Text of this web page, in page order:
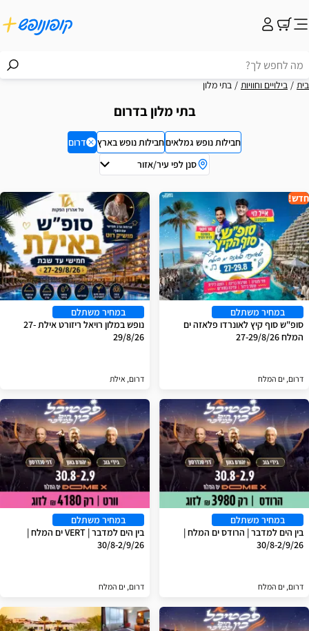
בית בילויים וחוויות בתי מלון
בתי מלון בדרום
חבילות נופש גמלאיםחבילות נופש בארץ
דרום
סנן לפי עיר/אזור
תוצאות
חדש!
במחיר משתלם
סופ"ש סוף קיץ לאונרדו פלאזה ים
המלח 27-29/8/26
דרום, ים המלח
במחיר משתלם
נופש במלון רויאל ריזורט אילת 27-
29/8/26
דרום, אילת
במחיר משתלם
בין הים למדבר | הרודס ים המלח |
30/8-2/9/26
דרום, ים המלח
במחיר משתלם
בין הים למדבר | VERT ים המלח |
30/8-2/9/26
דרום, ים המלח